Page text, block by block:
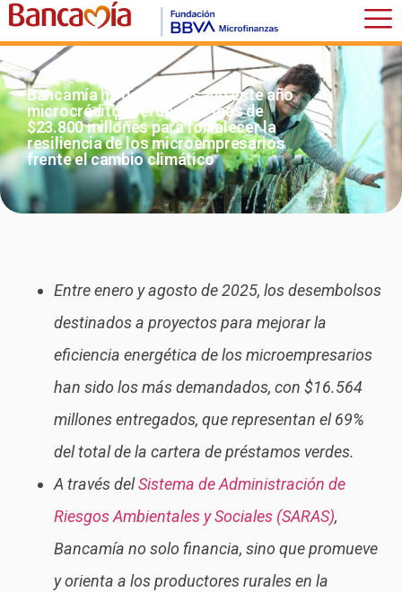
Bancamía ha desembolsado este año
microcréditos verdes por más de
$23.800 millones para fortalecer la
resiliencia de los microempresarios
frente el cambio climático
Entre enero y agosto de 2025, los desembolsos
destinados a proyectos para mejorar la
eficiencia energética de los microempresarios
han sido los más demandados, con $16.564
millones entregados, que representan el 69%
del total de la cartera de préstamos verdes.
A través delSistema de Administración de
Riesgos Ambientales y Sociales (SARAS),
Bancamía no solo financia, sino que promueve
y orienta a los productores rurales en la